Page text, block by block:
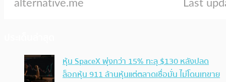
หุ้น SpaceX พุ่งกว่า 15% ทะลุ $130 หลังปลด
ล็อกหุ้น 911 ล้านหุ้นแต่ตลาดเชื่อมั่น ไม่โดนเทขาย